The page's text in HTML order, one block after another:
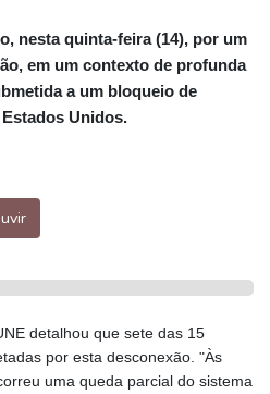
nesta quinta-feira (14), por um
em um contexto de profunda
a um bloqueio de
Unidos.
detalhou que sete das 15
por esta desconexão. "Às
uma queda parcial do sistema